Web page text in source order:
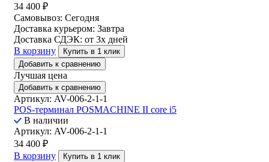
34 400 ₽
Самовывоз: Сегодня
Доставка курьером: Завтра
Доставка СДЭК: от 3х дней
В корзину
Купить в 1 клик
Добавить к сравнению
Лучшая цена
Добавить к сравнению
Артикул: AV-006-2-1-1
POS-терминал POSMACHINE II core i5
В наличии
Артикул: AV-006-2-1-1
34 400 ₽
В корзину
Купить в 1 клик